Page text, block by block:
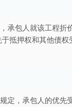
承包人就该工程折
抵押权和其他债权
定，承包人的优先